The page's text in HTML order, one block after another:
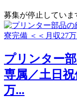
募集が停止していま
プリンター
専属／土日
万...